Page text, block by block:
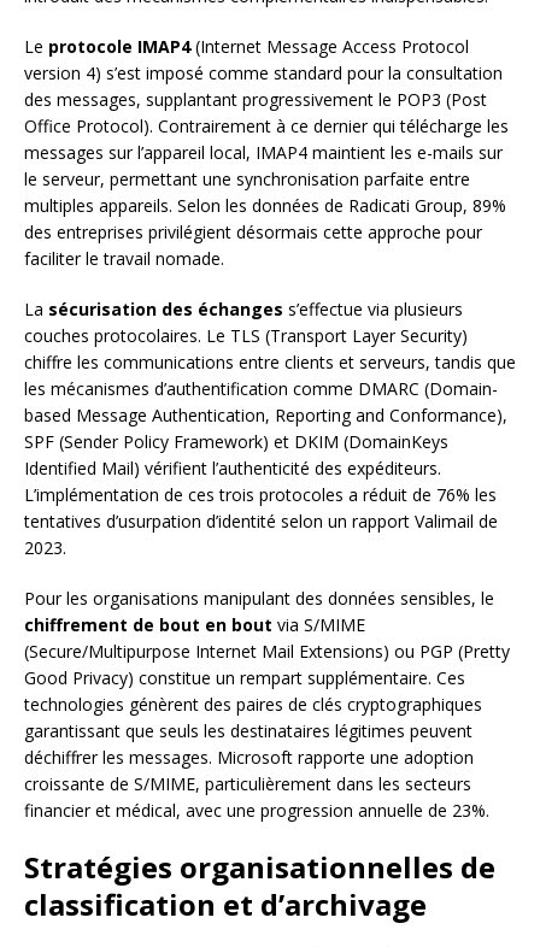
Le protocole IMAP4(Internet Message Access Protocol
version 4) s’est imposé comme standard pour la consultation
des messages, supplantant progressivement le POP3 (Post
Office Protocol). Contrairement à ce dernier qui télécharge les
messages sur l’appareil local, IMAP4 maintient les e-mails sur
le serveur, permettant une synchronisation parfaite entre
multiples appareils. Selon les données de Radicati Group, 89%
des entreprises privilégient désormais cette approche pour
faciliter le travail nomade.
La sécurisation des échanges s’effectue via plusieurs
couches protocolaires. Le TLS (Transport Layer Security)
chiffre les communications entre clients et serveurs, tandis que
les mécanismes d’authentification comme DMARC (Domain-
based Message Authentication, Reporting and Conformance),
SPF (Sender Policy Framework) et DKIM (DomainKeys
Identified Mail) vérifient l’authenticité des expéditeurs.
L’implémentation de ces trois protocoles a réduit de 76% les
tentatives d’usurpation d’identité selon un rapport Valimail de
2023.
Pour les organisations manipulant des données sensibles, le
chiffrement de bout en bout via S/MIME
(Secure/Multipurpose Internet Mail Extensions) ou PGP (Pretty
Good Privacy) constitue un rempart supplémentaire. Ces
technologies génèrent des paires de clés cryptographiques
garantissant que seuls les destinataires légitimes peuvent
déchiffrer les messages. Microsoft rapporte une adoption
croissante de S/MIME, particulièrement dans les secteurs
financier et médical, avec une progression annuelle de 23%.
Stratégies organisationnelles de
classification et d’archivage